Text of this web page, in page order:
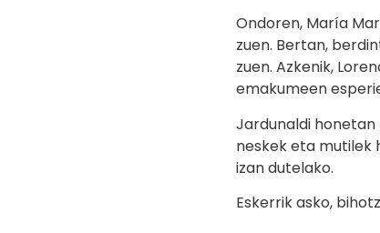
Ondoren, María
zuen. Bertan,
zuen. Azkenik,
emakumeen
Jardunaldi
neskek eta mutilek
izan dutelako.
Eskerrik asko,